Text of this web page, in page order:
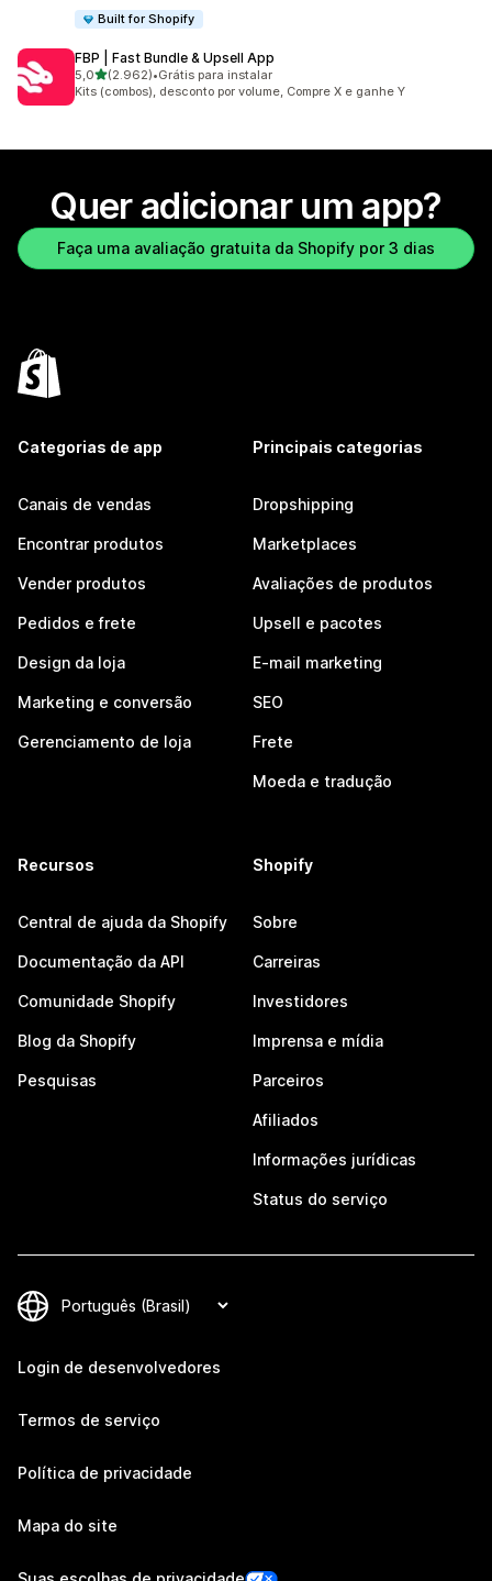
Built for Shopify
FBP | Fast Bundle & Upsell App
5,0de 5 estrelas
(2.962)
2962 avaliações ao todo
•Grátis para instalar
Kits (combos), desconto por volume, Compre X e ganhe Y
Quer adicionar um app?
Faça uma avaliação gratuita da Shopify por 3 dias
Categorias de app
Canais de vendas
Encontrar produtos
Vender produtos
Pedidos e frete
Design da loja
Marketing e conversão
Gerenciamento de loja
Principais categorias
Dropshipping
Marketplaces
Avaliações de produtos
Upsell e pacotes
E-mail marketing
SEO
Frete
Moeda e tradução
Recursos
Central de ajuda da Shopify
Documentação da API
Comunidade Shopify
Blog da Shopify
Pesquisas
Shopify
Sobre
Carreiras
Investidores
Imprensa e mídia
Parceiros
Afiliados
Informações jurídicas
Status do serviço
Login de desenvolvedores
Termos de serviço
Política de privacidade
Mapa do site